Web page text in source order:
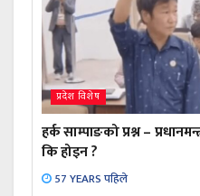
प्रदेश विशेष
हर्क साम्पाङको प्रश्न –
कि होइन ?
57 YEARS पहिले